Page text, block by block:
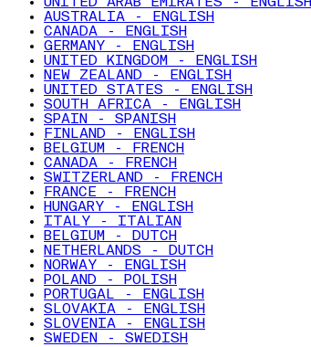
AUSTRALIA - ENGLISH
CANADA - ENGLISH
GERMANY - ENGLISH
UNITED KINGDOM - ENGLISH
NEW ZEALAND - ENGLISH
UNITED STATES - ENGLISH
SOUTH AFRICA - ENGLISH
SPAIN - SPANISH
FINLAND - ENGLISH
BELGIUM - FRENCH
CANADA - FRENCH
SWITZERLAND - FRENCH
FRANCE - FRENCH
HUNGARY - ENGLISH
ITALY - ITALIAN
BELGIUM - DUTCH
NETHERLANDS - DUTCH
NORWAY - ENGLISH
POLAND - POLISH
PORTUGAL - ENGLISH
SLOVAKIA - ENGLISH
SLOVENIA - ENGLISH
SWEDEN - SWEDISH